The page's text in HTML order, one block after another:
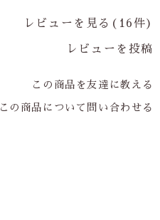
レビューを見る(16件)
レビューを投稿
この商品を友達に教える
この商品について問い合わせる